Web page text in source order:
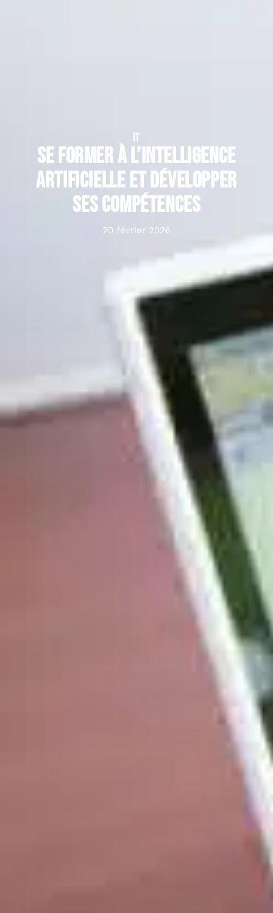
IT
Se former à l’intelligence
artificielle et développer
ses compétences
20 février 2026